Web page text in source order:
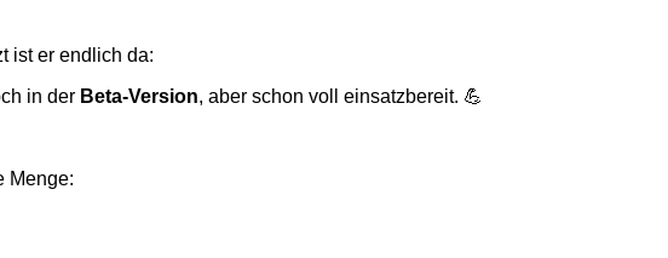
ist er endlich da:
in der Beta-Version, aber schon voll einsatzbereit. 💪
Menge: